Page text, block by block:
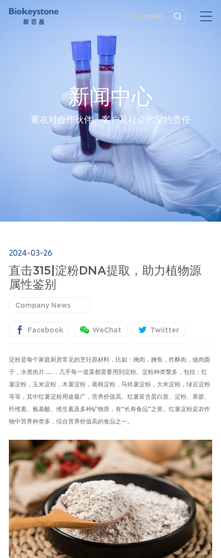
中文 English
新闻中心
重在对合作伙伴、客户及社会的契约责任
2024-03-26
直击315|淀粉DNA提取，助力植物源
属性鉴别
Company News
Facebook WeChat Twiitter
淀粉是每个家庭厨房常见的烹饪原材料，比如：腌肉，腌鱼，炸酥肉，做肉圆
子，水煮肉片...... ，几乎每一道菜都需要用到淀粉。淀粉种类繁多，包括：红
薯淀粉，玉米淀粉，木薯淀粉，葛根淀粉，马铃薯淀粉，大米淀粉，绿豆淀粉
等等，其中红薯淀粉用途最广，营养价值高。 红薯富含蛋白质、淀粉、果胶、
纤维素、氨基酸、维生素及多种矿物质，有“长寿食品”之誉。红薯淀粉是农作
物中营养种类多，综合营养价值高的食品之一。